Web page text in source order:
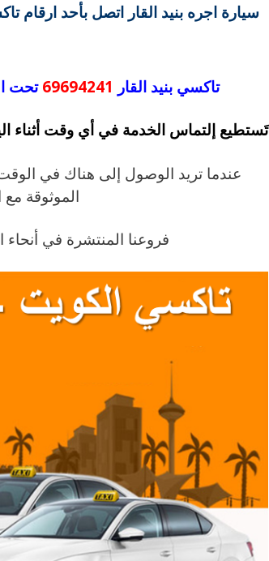
سيارة اجره بنيد القار اتصل بأحد ارقام
تاكسي بنيد القار 69694241 تحت
تَستطيع إلتماس الخدمة في أي وقت أثناء اليوم
عندما تريد الوصول إلى هناك في
الموثوقة
فروعنا المنتشرة في أنحاء